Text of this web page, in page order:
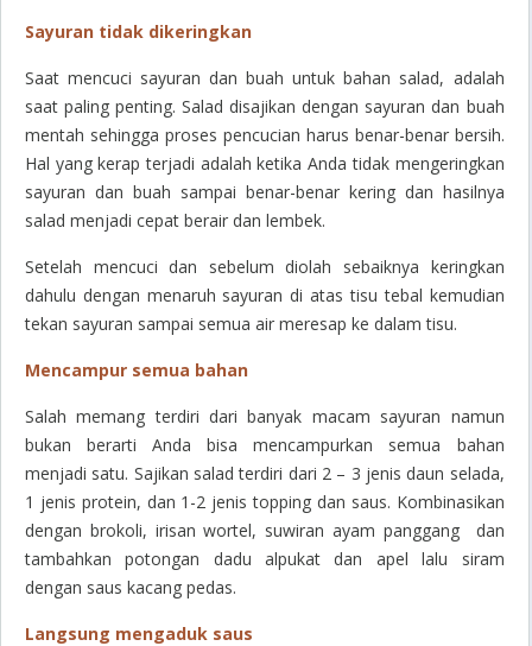
Sayuran tidak dikeringkan
Saat mencuci sayuran dan buah untuk bahan salad, adalah
saat paling penting. Salad disajikan dengan sayuran dan buah
mentah sehingga proses pencucian harus benar-benar bersih.
Hal yang kerap terjadi adalah ketika Anda tidak mengeringkan
sayuran dan buah sampai benar-benar kering dan hasilnya
salad menjadi cepat berair dan lembek.
Setelah mencuci dan sebelum diolah sebaiknya keringkan
dahulu dengan menaruh sayuran di atas tisu tebal kemudian
tekan sayuran sampai semua air meresap ke dalam tisu.
Mencampur semua bahan
Salah memang terdiri dari banyak macam sayuran namun
bukan berarti Anda bisa mencampurkan semua bahan
menjadi satu. Sajikan salad terdiri dari 2 – 3 jenis daun selada,
1 jenis protein, dan 1-2 jenis topping dan saus. Kombinasikan
dengan brokoli, irisan wortel, suwiran ayam panggang dan
tambahkan potongan dadu alpukat dan apel lalu siram
dengan saus kacang pedas.
Langsung mengaduk saus